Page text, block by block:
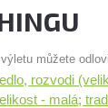
můžete
rozvodi
- malá;